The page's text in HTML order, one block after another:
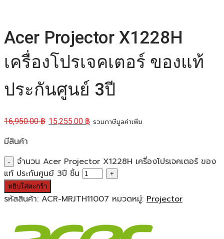
Acer Projector X1228H
เครื่องโปรเจคเตอร์ ของแท้
ประกันศูนย์ 3ปี
16,950.00฿ 15,255.00 ฿ รวมภาษีมูลค่าเพิ่ม
มีสินค้า
จำนวน Acer Projector X1228H เครื่องโปรเจคเตอร์ ของ
แท้ ประกันศูนย์ 3ปี ชิ้น
หยิบใส่ตะกร้า
รหัสสินค้า: ACR-MRJTH11007 หมวดหมู่: Projector